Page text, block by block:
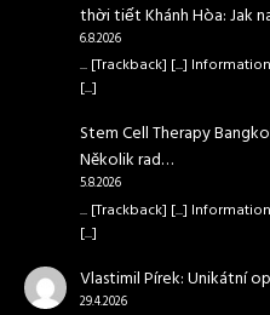
thời tiết Khánh Hòa:Jak
6.8.2026
... [Trackback] [...]
[...]
Stem Cell Therapy
Několik rad…
5.8.2026
... [Trackback] [...]
[...]
Vlastimil Pírek:Unikátní
29.4.2026